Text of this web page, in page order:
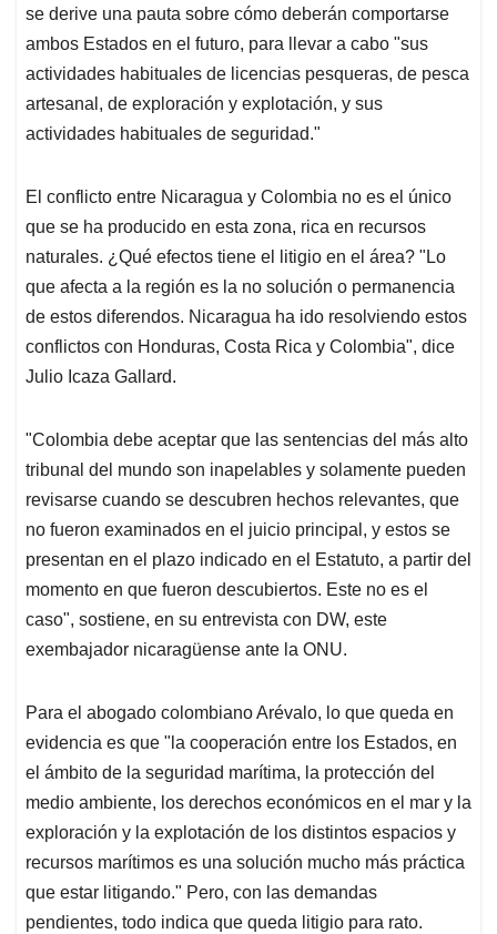
se derive una pauta sobre cómo deberán comportarse
ambos Estados en el futuro, para llevar a cabo "sus
actividades habituales de licencias pesqueras, de pesca
artesanal, de exploración y explotación, y sus
actividades habituales de seguridad."
El conflicto entre Nicaragua y Colombia no es el único
que se ha producido en esta zona, rica en recursos
naturales. ¿Qué efectos tiene el litigio en el área? "Lo
que afecta a la región es la no solución o permanencia
de estos diferendos. Nicaragua ha ido resolviendo estos
conflictos con Honduras, Costa Rica y Colombia", dice
Julio Icaza Gallard.
"Colombia debe aceptar que las sentencias del más alto
tribunal del mundo son inapelables y solamente pueden
revisarse cuando se descubren hechos relevantes, que
no fueron examinados en el juicio principal, y estos se
presentan en el plazo indicado en el Estatuto, a partir del
momento en que fueron descubiertos. Este no es el
caso", sostiene, en su entrevista con DW, este
exembajador nicaragüense ante la ONU.
Para el abogado colombiano Arévalo, lo que queda en
evidencia es que "la cooperación entre los Estados, en
el ámbito de la seguridad marítima, la protección del
medio ambiente, los derechos económicos en el mar y la
exploración y la explotación de los distintos espacios y
recursos marítimos es una solución mucho más práctica
que estar litigando." Pero, con las demandas
pendientes, todo indica que queda litigio para rato.